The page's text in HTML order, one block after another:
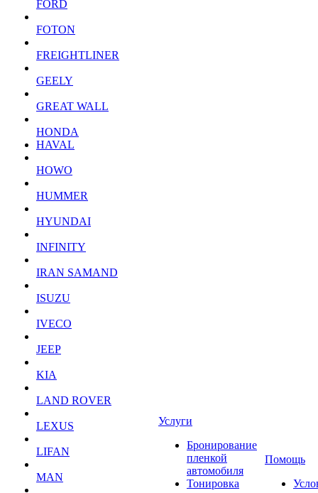
FORD
FOTON
FREIGHTLINER
GEELY
GREAT WALL
HONDA
HAVAL
HOWO
HUMMER
HYUNDAI
INFINITY
IRAN SAMAND
ISUZU
IVECO
JEEP
KIA
LAND ROVER
LEXUS
LIFAN
MAN
Услуги
Бронирование
пленкой
автомобиля
Тонировка
Помощь